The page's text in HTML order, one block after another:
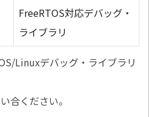
FreeRTOS対応デバッグ・
ライブラリ
Linuxデバッグ・ライブラリ
合ください。